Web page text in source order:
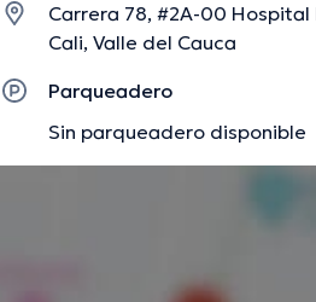
formación continua en su
ha difundido diferentes
principal operados por el
Carrera 78, #2A-00 Hospital
Cali, Valle del Cauca
Parqueadero
Sin parqueadero disponible